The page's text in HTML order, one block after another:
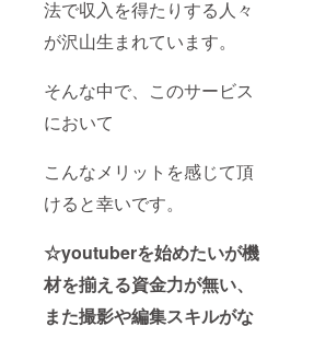
法で収入を得たりする人々
が沢山生まれています。
そんな中で、このサービス
において
こんなメリットを感じて頂
けると幸いです。
☆youtuberを始めたいが機
材を揃える資金力が無い、
また撮影や編集スキルがな